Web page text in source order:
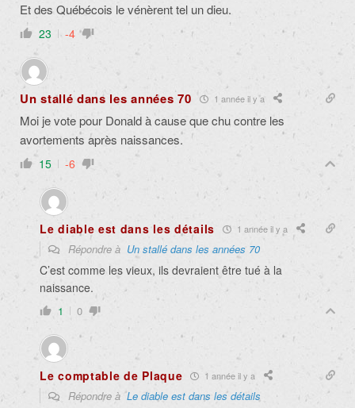
Et des Québécois le vénèrent tel un dieu.
23 -4
Un stallé dans les années 70 1 année il y a
Moi je vote pour Donald à cause que chu contre les
avortements après naissances.
15 -6
Le diable est dans les détails 1 année il y a
Répondre à Un stallé dans les années 70
C’est comme les vieux, ils devraient être tué à la
naissance.
1 0
Le comptable de Plaque 1 année il y a
Répondre àLe diable est dans les détails